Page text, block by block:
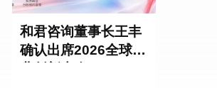
和君咨询董事长王丰
确认出席2026全球商